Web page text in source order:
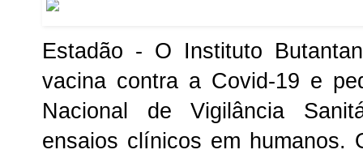
Estadão - O Instituto
vacina contra a Covid-19 e
Nacional de Vigilância
ensaios clínicos em humanos.